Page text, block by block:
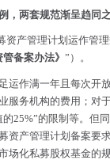
，两套规范渐呈趋同
产管理计划运作管
管备案办法》 ”）。
运作满一年且每次开
务机构的费用；对
25%”的限制等。但
产管理计划备案要
化私募股权基金的